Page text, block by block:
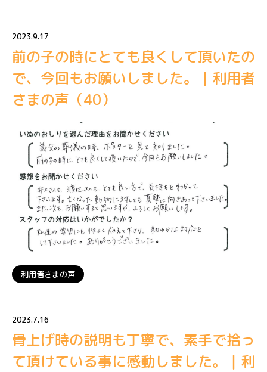
2023.9.17
前の子の時にとても良くして頂いたの
で、今回もお願いしました。｜利用者
さまの声（40）
利用者さまの声
2023.7.16
骨上げ時の説明も丁寧で、素手で拾っ
て頂けている事に感動しました。｜利